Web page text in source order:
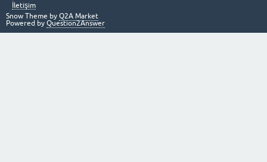
İletişim
Snow Theme by Q2A Market
Powered by Question2Answer